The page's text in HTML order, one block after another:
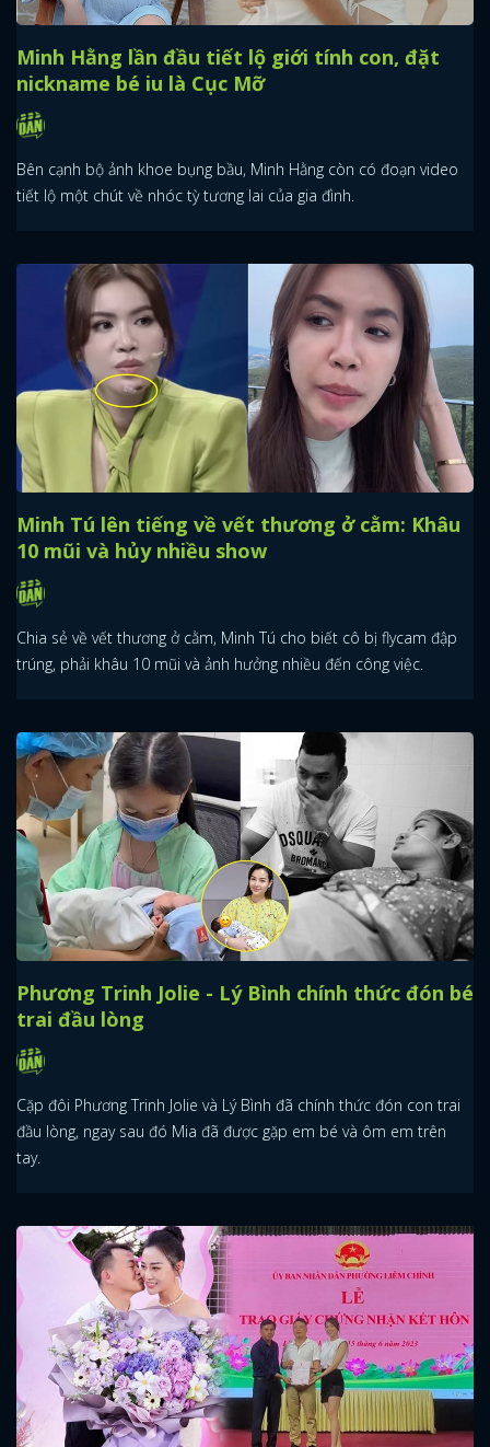
Minh Hằng lần đầu tiết lộ giới tính con, đặt
nickname bé iu là Cục Mỡ
Bên cạnh bộ ảnh khoe bụng bầu, Minh Hằng còn có đoạn video
tiết lộ một chút về nhóc tỳ tương lai của gia đình.
Minh Tú lên tiếng về vết thương ở cằm: Khâu
10 mũi và hủy nhiều show
Chia sẻ về vết thương ở cằm, Minh Tú cho biết cô bị flycam đập
trúng, phải khâu 10 mũi và ảnh hưởng nhiều đến công việc.
Phương Trinh Jolie - Lý Bình chính thức đón bé
trai đầu lòng
Cặp đôi Phương Trinh Jolie và Lý Bình đã chính thức đón con trai
đầu lòng, ngay sau đó Mia đã được gặp em bé và ôm em trên
tay.